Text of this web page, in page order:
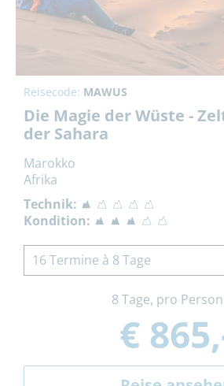
Reisecode: MAWUS
Die Magie der Wüste -
der Sahara
Marokko
Afrika
Technik:
Kondition:
16 Termine à 8 Tage
8 Tage, pro
€